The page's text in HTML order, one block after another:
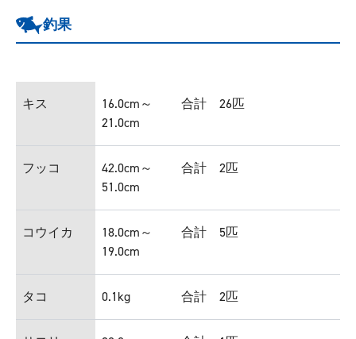
釣果
キス
16.0cm～
21.0cm
合計 26匹
フッコ
42.0cm～
51.0cm
合計 2匹
コウイカ
18.0cm～
19.0cm
合計 5匹
タコ 0.1kg 合計 2匹